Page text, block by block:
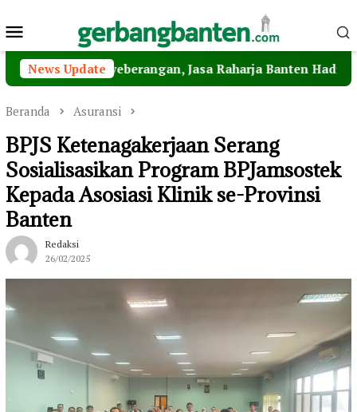
ke
Menu
Mobile
News Update
Penyeberangan, Jasa Raharja Banten Hadiri Peresmian
Beranda Asuransi
BPJS Ketenagakerjaan Serang
Sosialisasikan Program BPJamsostek
Kepada Asosiasi Klinik se-Provinsi
Banten
Redaksi
26/02/2025